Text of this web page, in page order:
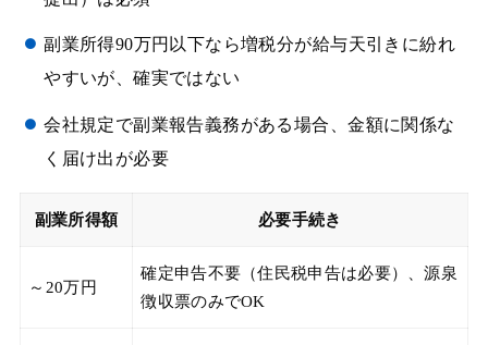
副業所得90万円以下なら増税分が給与天引きに紛れ
やすいが、確実ではない
会社規定で副業報告義務がある場合、金額に関係な
く届け出が必要
副業所得額 必要手続き
～20万円
確定申告不要（住民税申告は必要）、源泉
徴収票のみでOK